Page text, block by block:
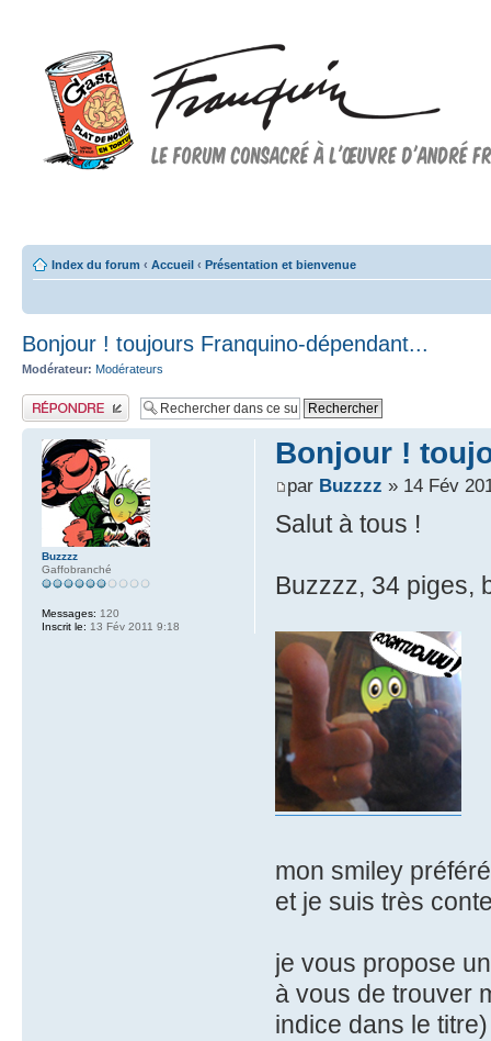
Index du forum ‹ Accueil ‹ Présentation et bienvenue
Bonjour ! toujours Franquino-dépendant...
Modérateur: Modérateurs
Publier une réponse
Bonjour !
par Buzzzz » 14 Fév
Salut à tous !
Buzzzz, 34 piges,
mon smiley
et je suis très
je vous propose
à vous de trouver
indice dans le
Buzzzz
Gaffobranché
Messages: 120
Inscrit le: 13 Fév 2011 9:18